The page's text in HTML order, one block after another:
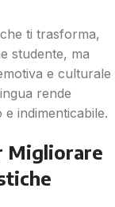
ti trasforma,
studente, ma
e culturale
rende
indimenticabile.
Migliorare